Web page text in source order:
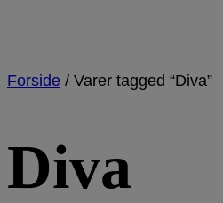
Forside / Varer tagged “Diva”
Diva